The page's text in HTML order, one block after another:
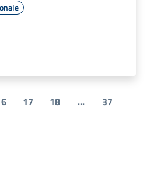
17 18 ... 37